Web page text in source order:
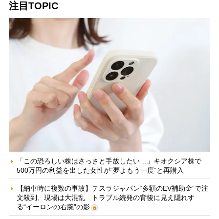
注目TOPIC
「この恐ろしい株はさっさと手放したい…」キオクシア株で
500万円の利益を出した女性が“夢よもう一度”と再購入
【納車時に複数の事故】テスラジャパン“多額のEV補助金”で注
文殺到、現場は大混乱 トラブル続発の背後に見え隠れす
る“イーロンの右腕”の影